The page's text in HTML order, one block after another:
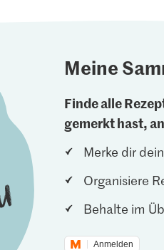
Meine
Finde alle
gemerkt hast,
Merke dir
Organisiere
Behalte im
Anmelden